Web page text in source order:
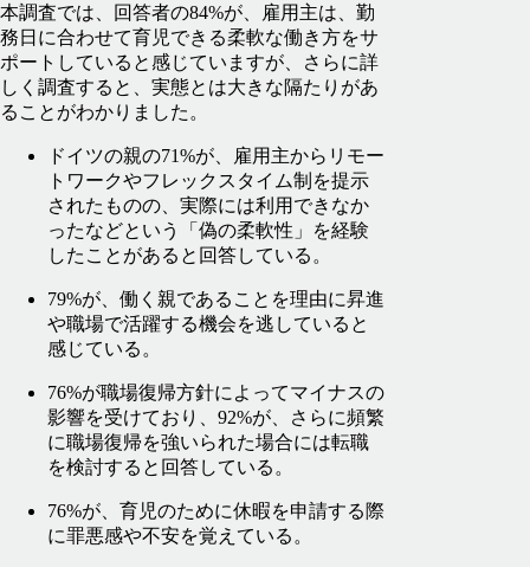
本調査では、回答者の84%が、雇用主は、勤
務日に合わせて育児できる柔軟な働き方をサ
ポートしていると感じていますが、さらに詳
しく調査すると、実態とは大きな隔たりがあ
ることがわかりました。
ドイツの親の71%が、雇用主からリモー
トワークやフレックスタイム制を提示
されたものの、実際には利用できなか
ったなどという「偽の柔軟性」を経験
したことがあると回答している。
79%が、働く親であることを理由に昇進
や職場で活躍する機会を逃していると
感じている。
76%が職場復帰方針によってマイナスの
影響を受けており、92%が、さらに頻繁
に職場復帰を強いられた場合には転職
を検討すると回答している。
76%が、育児のために休暇を申請する際
に罪悪感や不安を覚えている。